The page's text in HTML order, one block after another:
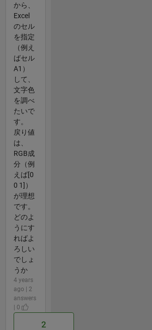
から、
Excel
のセル
を指定
（例え
ばセル
A1）
して、
文字色
を調べ
たいで
す。
戻り値
は、
RGB成
分（例
えば[0
0 1]）
が理想
です。
どのよ
うにす
ればよ
ろしい
でしょ
うか
4 years
ago | 2
answers
| 0
2